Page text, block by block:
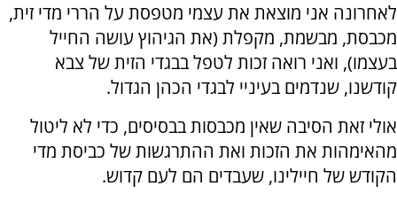
לאחרונה אני מוצאת את עצמי מטפסת על הררי מדי זית,
מכבסת, מבשמת, מקפלת (את הגיהוץ עושה החייל
בעצמו), ואני רואה זכות לטפל בבגדי הזית של צבא
קודשנו, שנדמים בעיניי לבגדי הכהן הגדול.
אולי זאת הסיבה שאין מכבסות בבסיסים, כדי לא ליטול
מהאימהות את הזכות ואת ההתרגשות של כביסת מדי
הקודש של חיילינו, שעבדים הם לעם קדוש.